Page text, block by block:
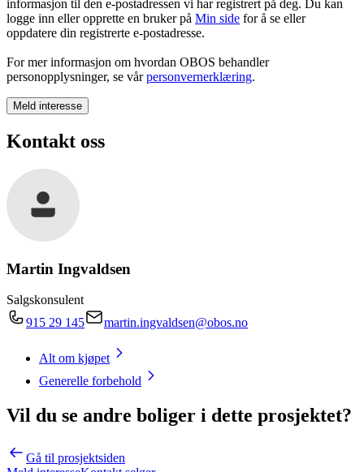
informasjon til den e-postadressen vi har registrert på deg. Du kan
logge inn eller opprette en bruker på Min side for å se eller
oppdatere din registrerte e-postadresse.
For mer informasjon om hvordan OBOS behandler
personopplysninger, se vårpersonvernerklæring.
Meld interesse
Kontakt oss
Martin Ingvaldsen
Salgskonsulent
915 29 145
martin.ingvaldsen@obos.no
Alt om kjøpet
Generelle forbehold
Vil du se andre boliger i dette prosjektet?
Gå til prosjektsiden